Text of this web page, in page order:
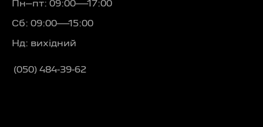
Пн–пт: 09:00—17:00
Сб: 09:00—15:00
Нд: вихідний
(050) 484-39-62